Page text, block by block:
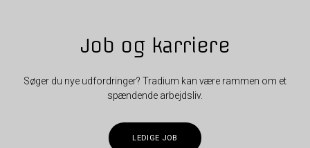
Job og karriere
Søger du nye udfordringer? Tradium kan være rammen om et
spændende arbejdsliv.
LEDIGE JOB